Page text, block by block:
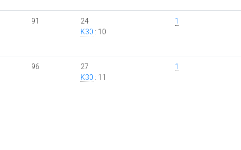
91
24
K30 : 10
1
96
27
K30 : 11
1